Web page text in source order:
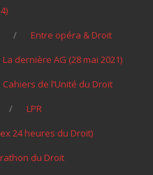
Entre opéra & Droit
La dernière AG (28 mai 2021)
Cahiers de l’Unité du Droit
LPR
24 heures du Droit)
du Droit